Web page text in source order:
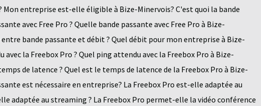
entreprise est-elle éligible à Bize-Minervois? C'est quoi la bande
avec Free Pro ? Quelle bande passante avec Free Pro à Bize-
bande passante et débit ? Quel débit pour mon entreprise à Bize-
avec la Freebox Pro ? Quel ping attendu avec la Freebox Pro à Bize-
de latence ? Quel est le temps de latence de la Freebox Pro à Bize-
est nécessaire en entreprise? La Freebox Pro est-elle adaptée au
adaptée au streaming ? La Freebox Pro permet-elle la vidéo conférence